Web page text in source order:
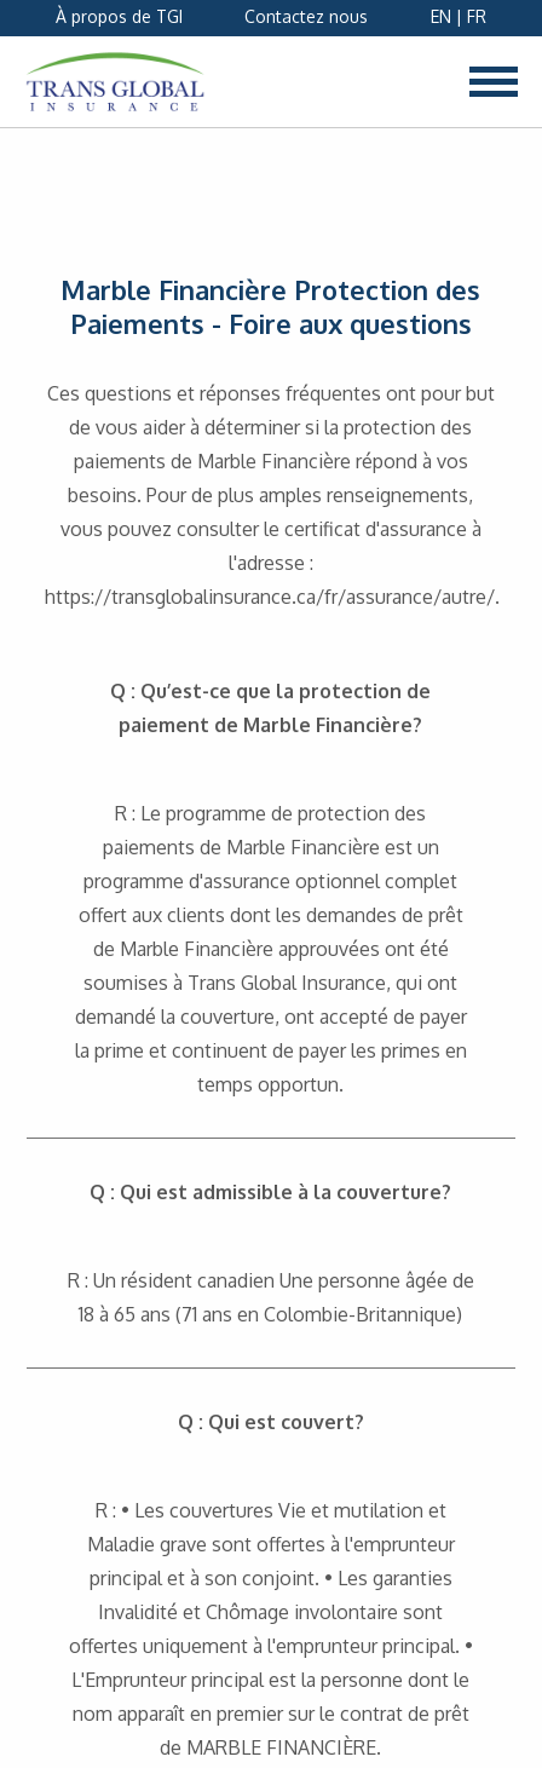
À propos de TGI Contactez nous EN |FR
Marble Financière Protection des
Paiements - Foire aux questions
Ces questions et réponses fréquentes ont pour but
de vous aider à déterminer si la protection des
paiements de Marble Financière répond à vos
besoins. Pour de plus amples renseignements,
vous pouvez consulter le certificat d'assurance à
l'adresse :
https://transglobalinsurance.ca/fr/assurance/autre/.
Q : Qu’est-ce que la protection de
paiement de Marble Financière?
R : Le programme de protection des
paiements de Marble Financière est un
programme d'assurance optionnel complet
offert aux clients dont les demandes de prêt
de Marble Financière approuvées ont été
soumises à Trans Global Insurance, qui ont
demandé la couverture, ont accepté de payer
la prime et continuent de payer les primes en
temps opportun.
Q : Qui est admissible à la couverture?
R : Un résident canadien Une personne âgée de
18 à 65 ans (71 ans en Colombie-Britannique)
Q : Qui est couvert?
R : • Les couvertures Vie et mutilation et
Maladie grave sont offertes à l'emprunteur
principal et à son conjoint. • Les garanties
Invalidité et Chômage involontaire sont
offertes uniquement à l'emprunteur principal. •
L'Emprunteur principal est la personne dont le
nom apparaît en premier sur le contrat de prêt
de MARBLE FINANCIÈRE.